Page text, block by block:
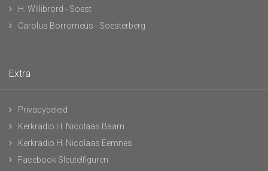
H. Willibrord - Soest
Carolus Borromeüs - Soesterberg
Extra
Privacybeleid
Kerkradio H. Nicolaas Baarn
Kerkradio H. Nicolaas Eemnes
Facebook Sleutelfiguren